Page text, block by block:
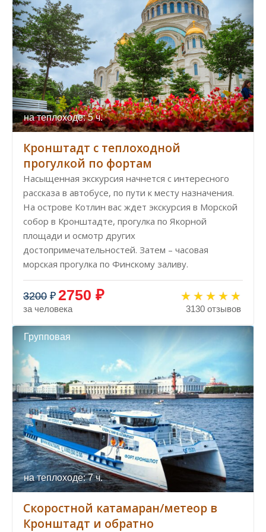
на теплоходе: 5 ч.
Кронштадт с теплоходной
прогулкой по фортам
Насыщенная экскурсия начнется с интересного
рассказа в автобусе, по пути к месту назначения.
На острове Котлин вас ждет экскурсия в Морской
собор в Кронштадте, прогулка по Якорной
площади и осмотр других
достопримечательностей. Затем – часовая
морская прогулка по Финскому заливу.
3200 ₽ 2750 ₽
за человека 3130 отзывов
Групповая
на теплоходе: 7 ч.
Скоростной катамаран/метеор в
Кронштадт и обратно